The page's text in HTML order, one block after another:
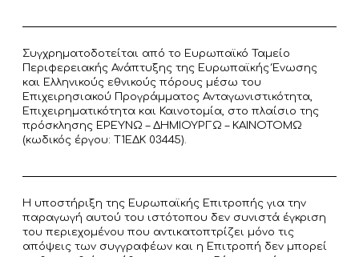
Συγχρηματοδοτείται από το Ευρωπαϊκό Ταμείο
Περιφερειακής Ανάπτυξης της Ευρωπαϊκής Ένωσης
και Ελληνικούς εθνικούς πόρους μέσω του
Επιχειρησιακού Προγράμματος Ανταγωνιστικότητα,
Επιχειρηματικότητα και Καινοτομία, στο πλαίσιο της
πρόσκλησης ΕΡΕΥΝΩ – ΔΗΜΙΟΥΡΓΩ – ΚΑΙΝΟΤΟΜΩ
(κωδικός έργου: T1ΕΔΚ 03445).
Η υποστήριξη της Ευρωπαϊκής Επιτροπής για την
παραγωγή αυτού του ιστότοπου δεν συνιστά έγκριση
του περιεχομένου που αντικατοπτρίζει μόνο τις
απόψεις των συγγραφέων και η Επιτροπή δεν μπορεί